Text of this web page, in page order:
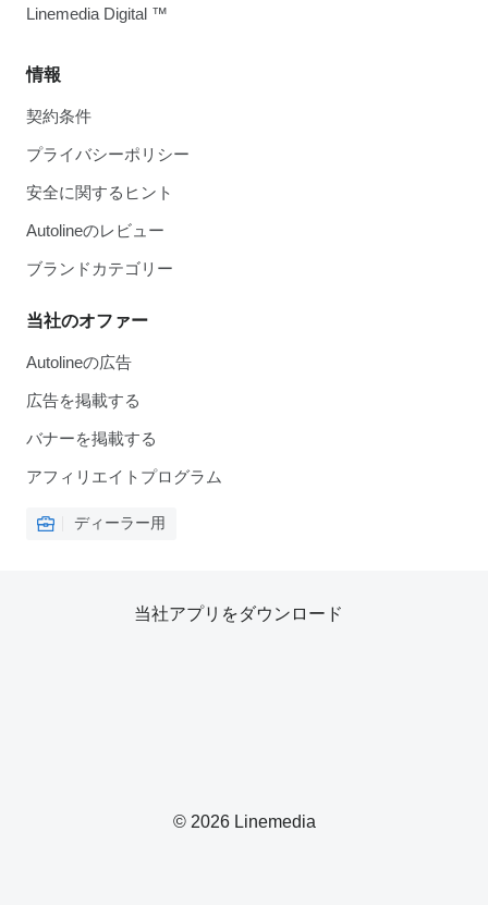
情報
契約条件
プライバシーポリシー
安全に関するヒント
Autolineのレビュー
ブランドカテゴリー
当社のオファー
Autolineの広告
広告を掲載する
バナーを掲載する
アフィリエイトプログラム
ディーラー用
Linemedia Digital ™
© 2026 Linemedia
当社アプリをダウンロード